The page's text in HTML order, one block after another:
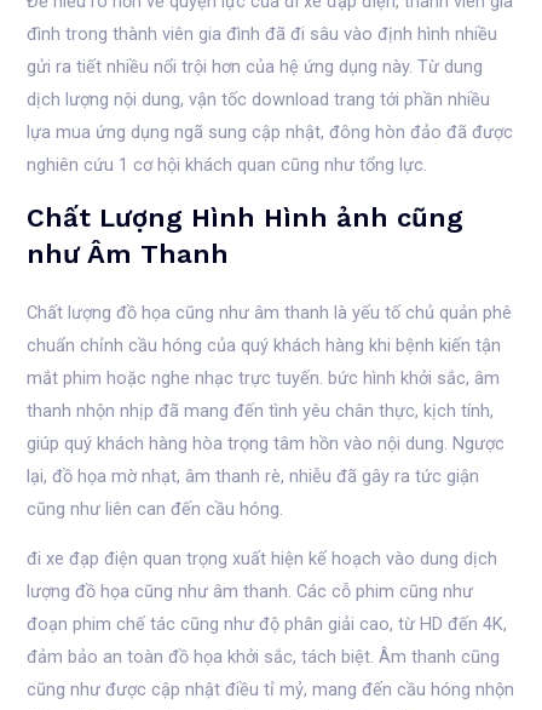
đình trong thành viên gia đình đã đi sâu vào định hình nhiều
gửi ra tiết nhiều nổi trội hơn của hệ ứng dụng này. Từ dung
dịch lượng nội dung, vận tốc download trang tới phần nhiều
lựa mua ứng dụng ngã sung cập nhật, đông hòn đảo đã được
nghiên cứu 1 cơ hội khách quan cũng như tổng lực.
Chất Lượng Hình Hình ảnh cũng
như Âm Thanh
Chất lượng đồ họa cũng như âm thanh là yếu tố chủ quản phê
chuẩn chỉnh cầu hóng của quý khách hàng khi bệnh kiến tận
mắt phim hoặc nghe nhạc trực tuyến. bức hình khởi sắc, âm
thanh nhộn nhịp đã mang đến tình yêu chân thực, kịch tính,
giúp quý khách hàng hòa trọng tâm hồn vào nội dung. Ngược
lại, đồ họa mờ nhạt, âm thanh rè, nhiễu đã gây ra tức giận
cũng như liên can đến cầu hóng.
đi xe đạp điện quan trọng xuất hiện kế hoạch vào dung dịch
lượng đồ họa cũng như âm thanh. Các cỗ phim cũng như
đoạn phim chế tác cũng như độ phân giải cao, từ HD đến 4K,
đảm bảo an toàn đồ họa khởi sắc, tách biệt. Âm thanh cũng
cũng như được cập nhật điều tỉ mỷ, mang đến cầu hóng nhộn